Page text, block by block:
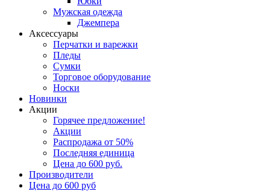
Мужская одежда
Джемпера
Аксессуары
Перчатки и варежки
Пледы
Сумки
Торговое оборудование
Носки
Новинки
Акции
Горячее предложение!
Акции
Распродажа от 50%
Последняя единица
Цена до 600 руб.
Производители
Цена до 600 руб